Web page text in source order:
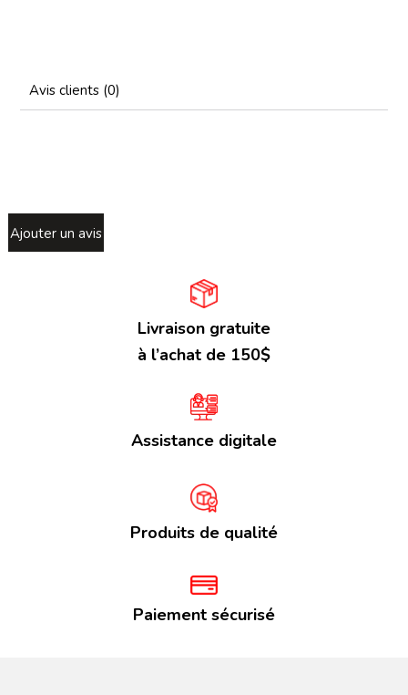
Avis clients (0)
Ajouter un avis
Livraison gratuite
à l’achat de 150$
Assistance digitale
Produits de qualité
Paiement sécurisé